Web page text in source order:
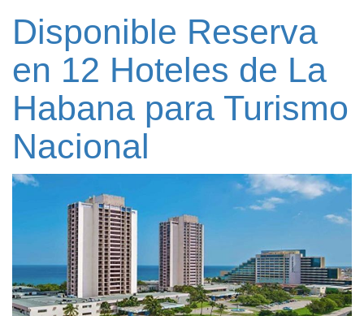
Disponible Reserva
en 12 Hoteles de La
Habana para Turismo
Nacional